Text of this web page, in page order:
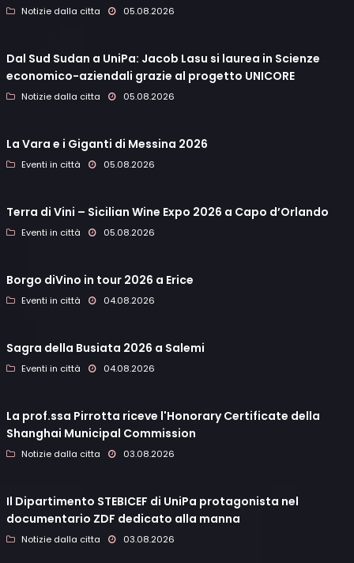
Notizie dalla citta 05.08.2026
Dal Sud Sudan a UniPa: Jacob Lasu si laurea in Scienze
economico-aziendali grazie al progetto UNICORE
Notizie dalla citta 05.08.2026
La Vara e i Giganti di Messina 2026
Eventi in città 05.08.2026
Terra di Vini – Sicilian Wine Expo 2026 a Capo d’Orlando
Eventi in città 05.08.2026
Borgo diVino in tour 2026 a Erice
Eventi in città 04.08.2026
Sagra della Busiata 2026 a Salemi
Eventi in città 04.08.2026
La prof.ssa Pirrotta riceve l'Honorary Certificate della
Shanghai Municipal Commission
Notizie dalla citta 03.08.2026
Il Dipartimento STEBICEF di UniPa protagonista nel
documentario ZDF dedicato alla manna
Notizie dalla citta 03.08.2026